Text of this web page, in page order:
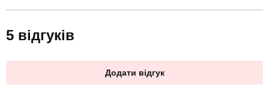
5 відгуків
Додати відгук